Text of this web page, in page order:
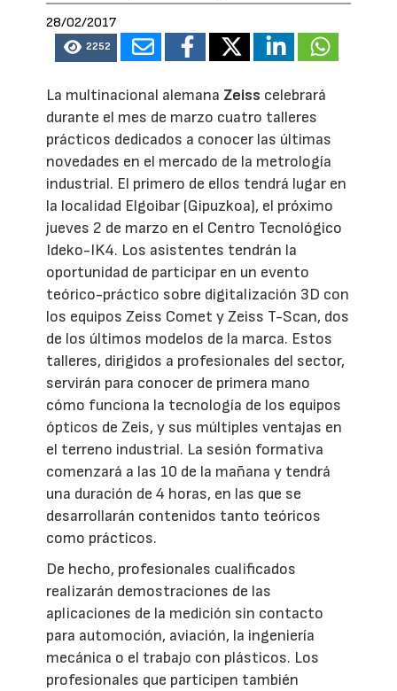
28/02/2017
2252
La multinacional alemanaZeiss celebrará
durante el mes de marzo cuatro talleres
prácticos dedicados a conocer las últimas
novedades en el mercado de la metrología
industrial. El primero de ellos tendrá lugar en
la localidad Elgoibar (Gipuzkoa), el próximo
jueves 2 de marzo en el Centro Tecnológico
Ideko-IK4. Los asistentes tendrán la
oportunidad de participar en un evento
teórico-práctico sobre digitalización 3D con
los equipos Zeiss Comet y Zeiss T-Scan, dos
de los últimos modelos de la marca. Estos
talleres, dirigidos a profesionales del sector,
servirán para conocer de primera mano
cómo funciona la tecnología de los equipos
ópticos de Zeis, y sus múltiples ventajas en
el terreno industrial. La sesión formativa
comenzará a las 10 de la mañana y tendrá
una duración de 4 horas, en las que se
desarrollarán contenidos tanto teóricos
como prácticos.
De hecho, profesionales cualificados
realizarán demostraciones de las
aplicaciones de la medición sin contacto
para automoción, aviación, la ingeniería
mecánica o el trabajo con plásticos. Los
profesionales que participen también